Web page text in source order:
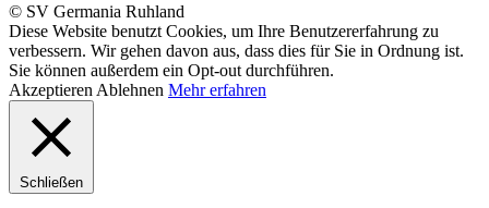
© SV Germania Ruhland
Diese Website benutzt Cookies, um Ihre Benutzererfahrung zu
verbessern. Wir gehen davon aus, dass dies für Sie in Ordnung ist.
Sie können außerdem ein Opt-out durchführen.
Akzeptieren Ablehnen Mehr erfahren
Schließen